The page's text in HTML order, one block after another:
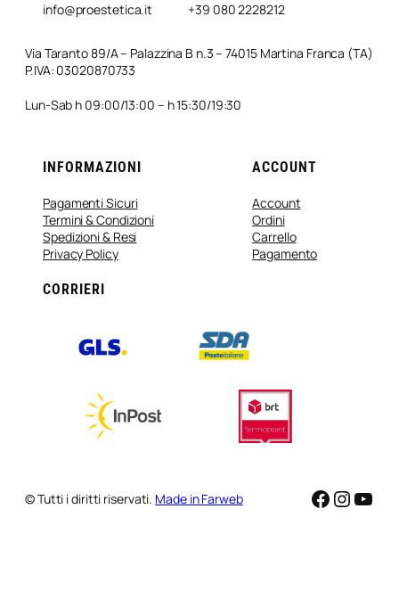
info@proestetica.it +39 080 2228212
Via Taranto 89/A – Palazzina B n.3 – 74015 Martina Franca (TA)
P.IVA: 03020870733
Lun-Sab h 09:00/13:00 – h 15:30/19:30
INFORMAZIONI
Pagamenti Sicuri
Termini & Condizioni
Spedizioni & Resi
Privacy Policy
ACCOUNT
Account
Ordini
Carrello
Pagamento
CORRIERI
© Tutti i diritti riservati. Made in Farweb